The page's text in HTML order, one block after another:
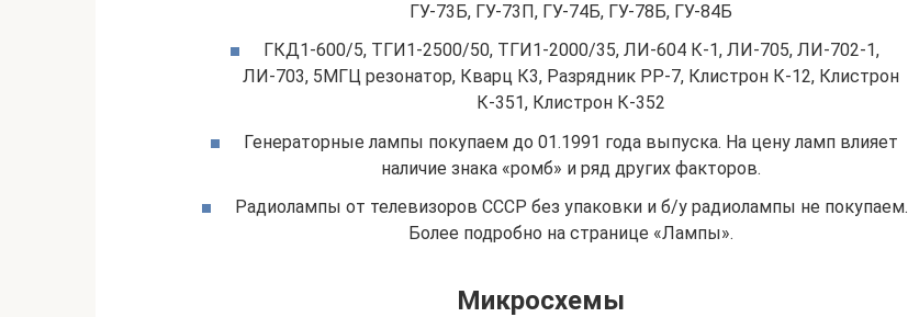
ГУ-73Б, ГУ-73П, ГУ-74Б, ГУ-78Б, ГУ-84Б
ГКД1-600/5, ТГИ1-2500/50, ТГИ1-2000/35, ЛИ-604 К-1, ЛИ-705, ЛИ-702-1,
ЛИ-703, 5МГЦ резонатор, Кварц К3, Разрядник РР-7, Клистрон К-12, Клистрон
К-351, Клистрон К-352
Генераторные лампы покупаем до 01.1991 года выпуска. На цену ламп влияет
наличие знака «ромб» и ряд других факторов.
Радиолампы от телевизоров СССР без упаковки и б/у радиолампы не покупаем.
Более подробно на странице «Лампы».
Микросхемы